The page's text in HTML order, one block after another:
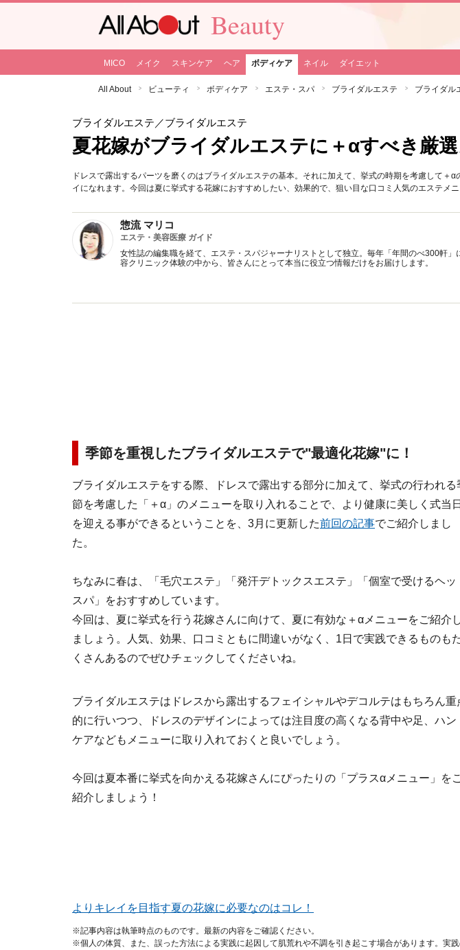
Beauty
MICO メイク スキンケア ヘア ボディケア ネイル ダイエット
All About ビューティ ボディケア エステ・スパ ブライダルエステ ブライダル
ブライダルエステ ／ブライダルエステ
夏花嫁がブライダルエステに＋αすべき厳
ドレスで露出するパーツを磨くのはブライダルエステの基本。それに加えて、挙式の時期を考慮して＋
イになれます。今回は夏に挙式する花嫁におすすめしたい、効果的で、狙い目な口コミ人気のエステメニ
惣流 マリコ
エステ・美容医療 ガイド
女性誌の編集職を経て、エステ・スパジャーナリストとして独立。毎年「年間のべ300軒
容クリニック体験の中から、皆さんにとって本当に役立つ情報だけをお届けします。
季節を重視したブライダルエステで"最適化花嫁"に！
ブライダルエステをする際、ドレスで露出する部分に加えて、挙式の行われる
節を考慮した「＋α」のメニューを取り入れることで、より健康に美しく式当日
を迎える事ができるということを、3月に更新した前回の記事でご紹介しまし
た。
ちなみに春は、「毛穴エステ」「発汗デトックスエステ」「個室で受けるヘッ
スパ」をおすすめしています。
今回は、夏に挙式を行う花嫁さんに向けて、夏に有効な＋αメニューをご紹介
ましょう。人気、効果、口コミともに間違いがなく、1日で実践できるものも
くさんあるのでぜひチェックしてくださいね。
ブライダルエステはドレスから露出するフェイシャルやデコルテはもちろん重
的に行いつつ、ドレスのデザインによっては注目度の高くなる背中や足、ハン
ケアなどもメニューに取り入れておくと良いでしょう。
今回は夏本番に挙式を向かえる花嫁さんにぴったりの「プラスαメニュー」を
紹介しましょう！
よりキレイを目指す夏の花嫁に必要なのはコレ！
※記事内容は執筆時点のものです。最新の内容をご確認ください。
※個人の体質、また、誤った方法による実践に起因して肌荒れや不調を引き起こす場合があります。実